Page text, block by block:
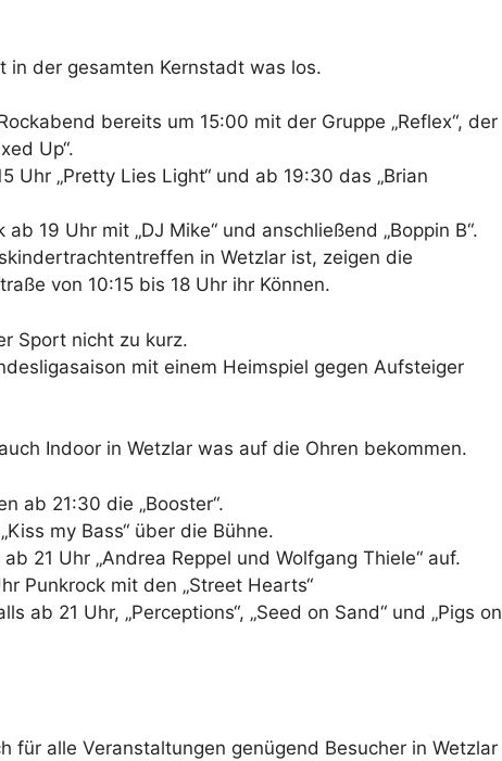
in der gesamten Kernstadt was los.
bereits um 15:00 mit der Gruppe „Reflex“, der
Up“.
Uhr „Pretty Lies Light“ und ab 19:30 das „Brian
19 Uhr mit „DJ Mike“ und anschließend „Boppin B“.
in Wetzlar ist, zeigen die
von 10:15 bis 18 Uhr ihr Können.
Sport nicht zu kurz.
mit einem Heimspiel gegen Aufsteiger
Indoor in Wetzlar was auf die Ohren bekommen.
ab 21:30 die „Booster“.
my Bass“ über die Bühne.
21 Uhr „Andrea Reppel und Wolfgang Thiele“ auf.
Punkrock mit den „Street Hearts“
ab 21 Uhr, „Perceptions“, „Seed on Sand“ und „Pigs on
für alle Veranstaltungen genügend Besucher in Wetzlar